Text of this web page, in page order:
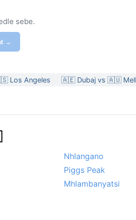
sebe.
→
Los Angeles
🇦🇪 Dubaj vs 🇦🇺
Nhlangano
Piggs Peak
Mhlambanyatsi